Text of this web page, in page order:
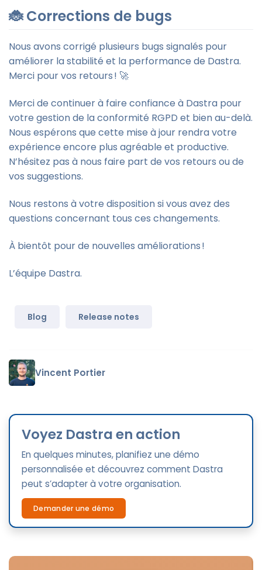
🐞 Corrections de bugs
Nous avons corrigé plusieurs bugs signalés pour
améliorer la stabilité et la performance de Dastra.
Merci pour vos retours ! 🚀
Merci de continuer à faire confiance à Dastra pour
votre gestion de la conformité RGPD et bien au-delà.
Nous espérons que cette mise à jour rendra votre
expérience encore plus agréable et productive.
N’hésitez pas à nous faire part de vos retours ou de
vos suggestions.
Nous restons à votre disposition si vous avez des
questions concernant tous ces changements.
À bientôt pour de nouvelles améliorations !
L’équipe Dastra.
Blog Release notes
Vincent Portier
Voyez Dastra en action
En quelques minutes, planifiez une démo
personnalisée et découvrez comment Dastra
peut s’adapter à votre organisation.
Demander une démo